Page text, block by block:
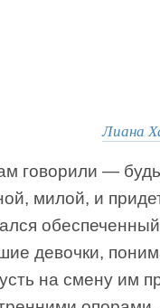
Лиана
говорили —
милой, и
девочки,
на смену им